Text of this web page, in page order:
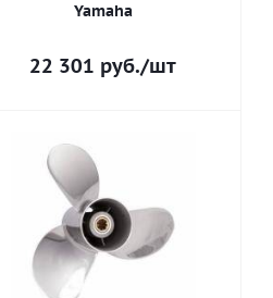
Yamaha
22 301 руб./шт